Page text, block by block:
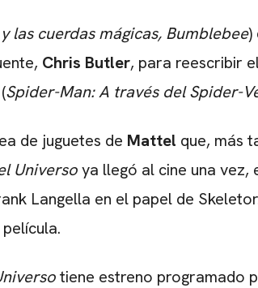
las cuerdas mágicas, Bumblebee)
Chris Butler, para reescribir
(Spider-Man: A través del Spider-
de juguetes de Mattel que, más
Universoya llegó al cine una vez,
Langella en el papel de
tiene estreno programado